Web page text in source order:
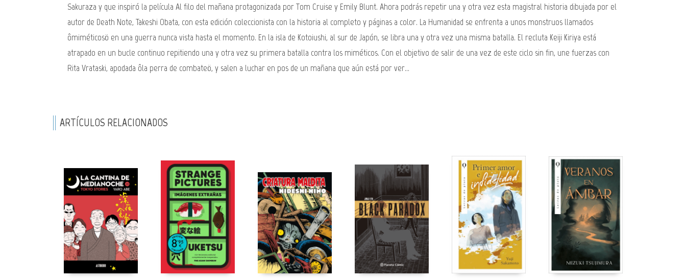
Sakuraza y que inspiró la película Al filo del mañana protagonizada por Tom Cruise y Emily Blunt. Ahora podrás repetir una y otra vez esta magistral historia dibujada por el
autor de Death Note, Takeshi Obata, con esta edición coleccionista con la historia al completo y páginas a color. La Humanidad se enfrenta a unos monstruos llamados
ômiméticosö en una guerra nunca vista hasta el momento. En la isla de Kotoiushi, al sur de Japón, se libra una y otra vez una misma batalla. El recluta Keiji Kiriya está
atrapado en un bucle continuo repitiendo una y otra vez su primera batalla contra los miméticos. Con el objetivo de salir de una vez de este ciclo sin fin, une fuerzas con
Rita Vrataski, apodada ôla perra de combateö, y salen a luchar en pos de un mañana que aún está por ver...
ARTÍCULOS RELACIONADOS